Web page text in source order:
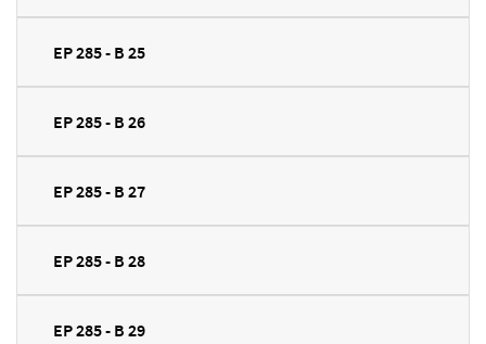
EP 285 - B 25
EP 285 - B 26
EP 285 - B 27
EP 285 - B 28
EP 285 - B 29